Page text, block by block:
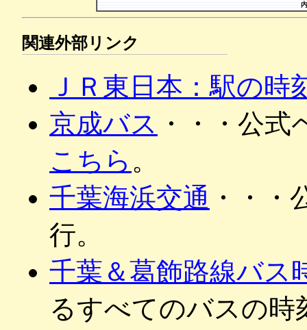
関連外部リンク
ＪＲ東日本：駅の時
京成バス ・・・公
こちら 。
千葉海浜交通 ・・・
行。
千葉＆葛飾路線バス
るすべてのバスの時